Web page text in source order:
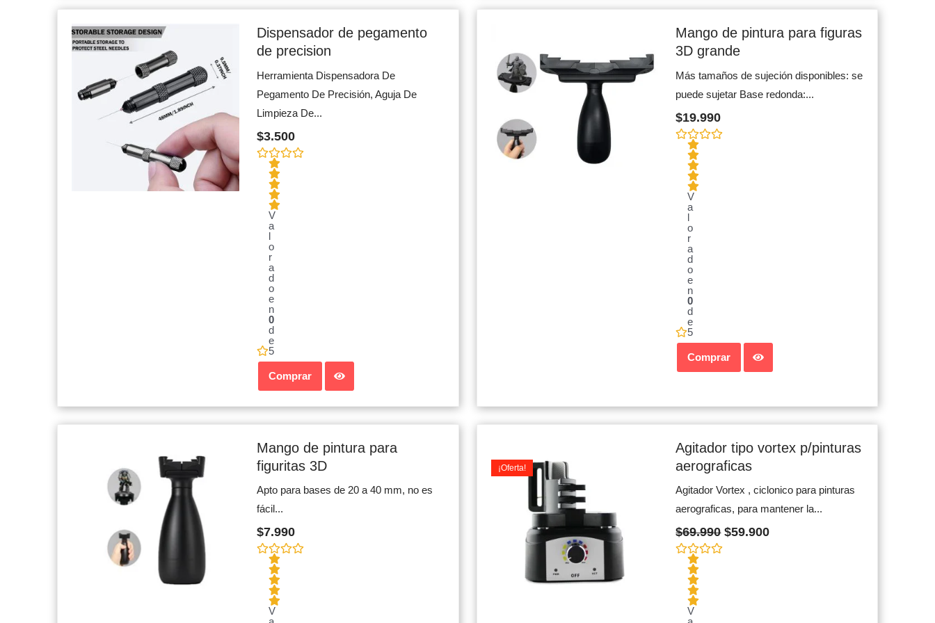
Dispensador de pegamento
de precision
Herramienta Dispensadora De
Pegamento De Precisión, Aguja De
Limpieza De...
$3.500
V
a
l
o
r
a
d
o
e
n
0
d
e
5
Comprar
Mango de pintura para figuras
3D grande
Más tamaños de sujeción disponibles: se
puede sujetar Base redonda:...
$19.990
V
a
l
o
r
a
d
o
e
n
0
d
e
5
Comprar
Mango de pintura para
figuritas 3D
Apto para bases de 20 a 40 mm, no es
fácil...
$7.990
V
¡Oferta!
Agitador tipo vortex p/pinturas
aerograficas
Agitador Vortex , ciclonico para pinturas
aerograficas, para mantener la...
$69.990
price
was:
$69.990.
$59.900
price
V